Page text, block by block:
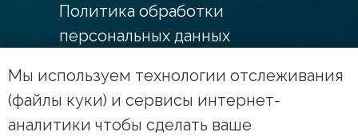
Мы используем технологии отслеживания
(файлы куки) и сервисы интернет-
аналитики чтобы сделать ваше
Политика обработки
персональных данных
Сайт использует файлы cookies.
Условия использования см. в